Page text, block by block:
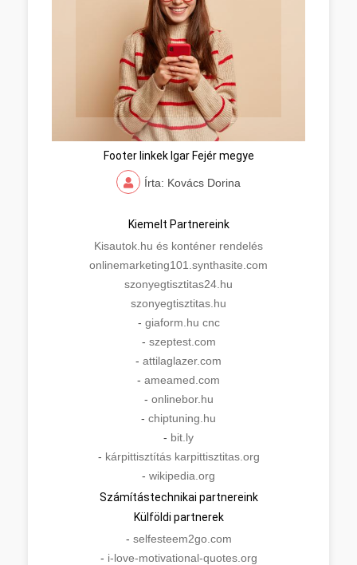
Footer linkek Igar Fejér megye
Írta: Kovács Dorina
Kiemelt Partnereink
Kisautok.hu és konténer rendelés
onlinemarketing101.synthasite.com
szonyegtisztitas24.hu
szonyegtisztitas.hu
- giaform.hu cnc
- szeptest.com
- attilaglazer.com
- ameamed.com
- onlinebor.hu
- chiptuning.hu
- bit.ly
- kárpittisztítás karpittisztitas.org
- wikipedia.org
Számítástechnikai partnereink
Külföldi partnerek
- selfesteem2go.com
- i-love-motivational-quotes.org